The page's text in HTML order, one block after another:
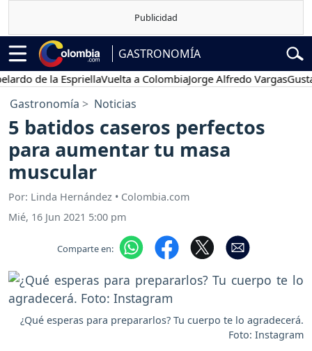
GASTRONOMÍA
de la EspriellaVuelta a ColombiaJorge Alfredo VargasGustavo
Gastronomía Noticias
5 batidos caseros perfectos
para aumentar tu masa
muscular
Por: Linda Hernández • Colombia.com
Mié, 16 Jun 2021 5:00 pm
Comparte en:
¿Qué esperas para prepararlos? Tu cuerpo te lo agradecerá.
Foto: Instagram